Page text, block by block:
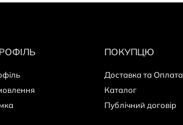
ПОКУПЦЮ
Доставка та Оплата
Каталог
Публічний договір